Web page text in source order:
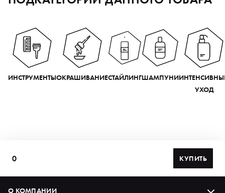
ИНСТРУМЕНТЫОКРАШИВАНИЕСТАЙЛИНГШАМПУНИ
УХОД
0 КУПИТЬ
О КОМПАНИИ